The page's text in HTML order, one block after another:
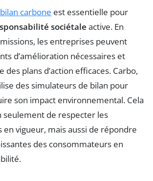
bilan carbone est essentielle pour
sociétale active. En
les entreprises peuvent
d’amélioration nécessaires et
plans d’action efficaces. Carbo,
des simulateurs de bilan pour
son impact environnemental. Cela
de respecter les
vigueur, mais aussi de répondre
des consommateurs en